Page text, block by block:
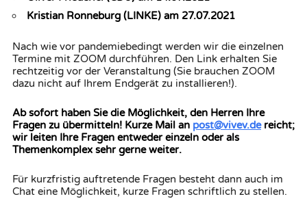
Kristian Ronneburg (LINKE) am 27.07.2021
Nach wie vor pandemiebedingt werden wir die einzelnen
Termine mit ZOOM durchführen. Den Link erhalten Sie
rechtzeitig vor der Veranstaltung (Sie brauchen ZOOM
dazu nicht auf Ihrem Endgerät zu installieren!).
Ab sofort haben Sie die Möglichkeit, den Herren Ihre
Fragen zu übermitteln! Kurze Mail an post@vivev.dereicht;
wir leiten Ihre Fragen entweder einzeln oder als
Themenkomplex sehr gerne weiter.
Für kurzfristig auftretende Fragen besteht dann auch im
Chat eine Möglichkeit, kurze Fragen schriftlich zu stellen.